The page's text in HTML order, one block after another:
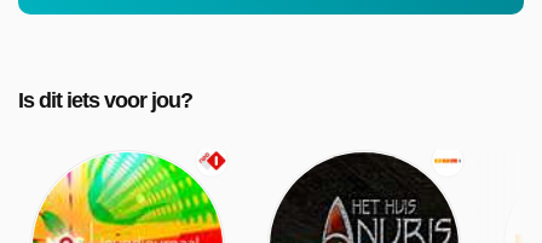
Is dit iets voor jou?